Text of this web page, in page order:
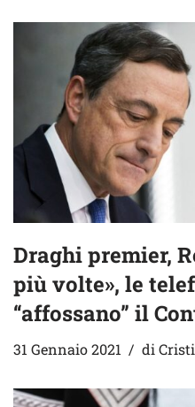
Draghi premier,
più volte», le
“affossano” il
31 Gennaio 2021 di